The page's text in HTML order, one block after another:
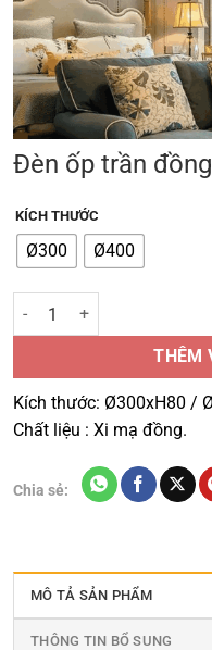
Đèn ốp trần
KÍCH THƯỚC
Ø300 Ø400
Đèn ốp trần đồng hiện đại
THÊM
Kích thước: Ø300xH80 /
Chất liệu : Xi mạ đồng.
Chia sẻ:
MÔ TẢ SẢN PHẨM
THÔNG TIN BỔ SUNG